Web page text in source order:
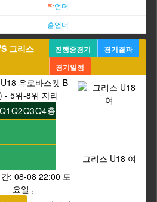
짝언더
홀언더
그리스
진행중경기
경기결과
경기일정
유로바스켓 B
- 5위-8위 자리
Q1 Q2Q3Q4총
: 08-08 22:00 토
요일 ,
그리스 U18 여